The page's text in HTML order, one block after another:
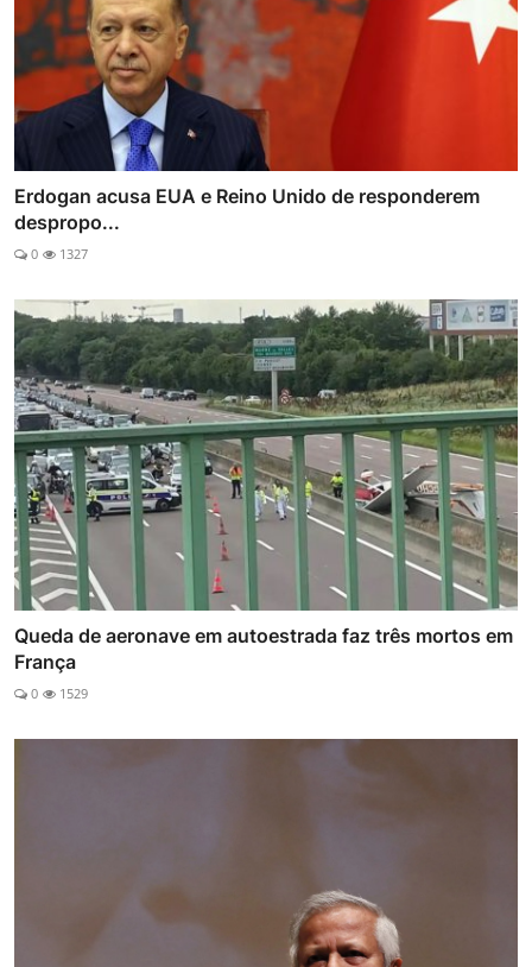
Erdogan acusa EUA e Reino Unido de responderem
despropo...
0 1327
Queda de aeronave em autoestrada faz três mortos em
França
0 1529